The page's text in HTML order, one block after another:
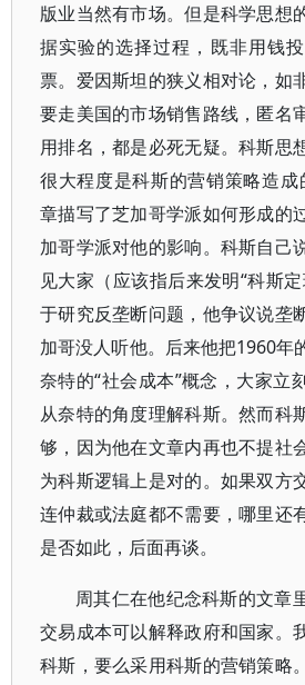
版业当然有市场。但是科学思想
据实验的选择过程，既非用钱
票。爱因斯坦的狭义相对论，如
要走美国的市场销售路线，匿名
用排名，都是必死无疑。科斯思
很大程度是科斯的营销策略造
章描写了芝加哥学派如何形成的
加哥学派对他的影响。科斯自己
见大家（应该指后来发明“科斯
于研究反垄断问题，他争议说垄
加哥没人听他。后来他把1960年
奈特的“社会成本”概念，大家立
从奈特的角度理解科斯。然而科
够，因为他在文章内再也不提社
为科斯逻辑上是对的。如果双方
连仲裁或法庭都不需要，哪里还
是否如此，后面再谈。
周其仁在他纪念科斯的文章
交易成本可以解释政府和国家。
科斯，要么采用科斯的营销策略